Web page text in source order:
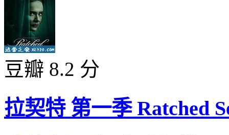
豆瓣 8.2 分
拉契特 第一季 Ratched